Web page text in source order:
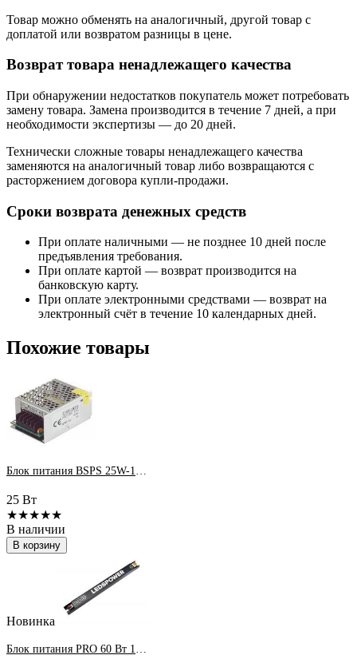
Товар можно обменять на аналогичный, другой товар с
доплатой или возвратом разницы в цене.
Возврат товара ненадлежащего качества
При обнаружении недостатков покупатель может потребовать
замену товара. Замена производится в течение 7 дней, а при
необходимости экспертизы — до 20 дней.
Технически сложные товары ненадлежащего качества
заменяются на аналогичный товар либо возвращаются с
расторжением договора купли-продажи.
Сроки возврата денежных средств
При оплате наличными — не позднее 10 дней после
предъявления требования.
При оплате картой — возврат производится на
банковскую карту.
При оплате электронными средствами — возврат на
электронный счёт в течение 10 календарных дней.
Похожие товары
25 Вт
★★★★★
В наличии
В корзину
Новинка
Блок питания PRO 60 Вт 12V IP20